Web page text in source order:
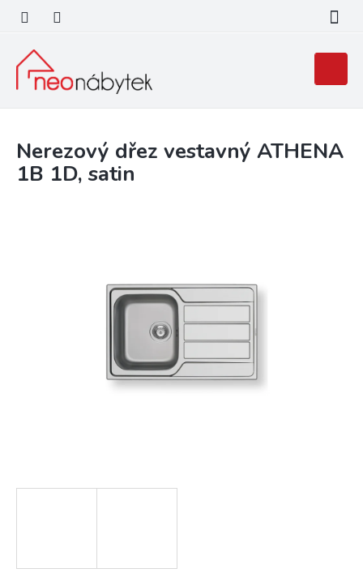
obsah
košík
Nerezový dřez vestavný ATHENA
1B 1D, satin